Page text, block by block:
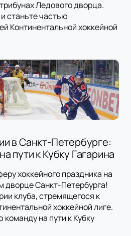
Ледового дворца.
станьте частью
Континентальной хоккейной
в Санкт-Петербурге:
пути к Кубку Гагарина
хоккейного праздника на
дворце Санкт-Петербурга!
клуба, стремящегося к
хоккейной лиге.
на пути к Кубку